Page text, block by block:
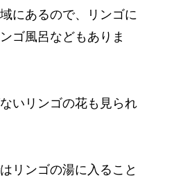
にあるので、リンゴに
ゴ風呂などもありま
いリンゴの花も見られ
リンゴの湯に入ること